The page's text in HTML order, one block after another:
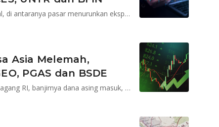
IHSG melemah utamanya tertekan sentimen eksternal, di antaranya pasar menurunkan ekspektasinya atas penurunan suku bunga AS pada Maret dan rilis data ekonomi China
Asia Melemah,
PGAS dan BSDE
IHSG menguat ditopang sentimen positifnya neraca dagang RI, banjirnya dana asing masuk, serta melesatnya beberapa saham terafiliasi Prajogo Pangestu